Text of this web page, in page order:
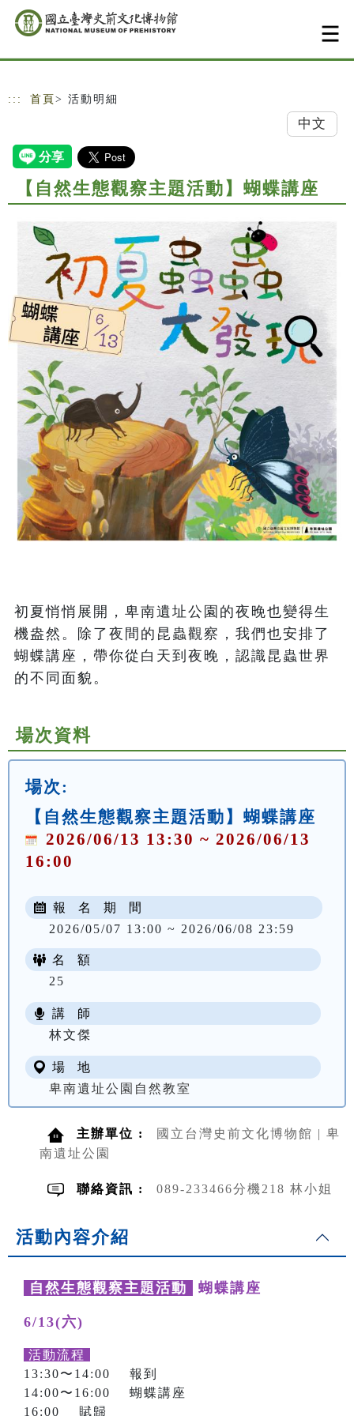
跳到主要內容
網站導覽
::: 首頁 > 活動明細
中文
【自然生態觀察主題活動】蝴蝶講座
初夏悄悄展開，卑南遺址公園的夜晚也變得生
機盎然。除了夜間的昆蟲觀察，我們也安排了
蝴蝶講座，帶你從白天到夜晚，認識昆蟲世界
的不同面貌。
場次資料
場次:
【自然生態觀察主題活動】蝴蝶講座
2026/06/13 13:30 ~ 2026/06/13
16:00
報 名 期 間
2026/05/07 13:00 ~ 2026/06/08 23:59
名 額
25
講 師
林文傑
場 地
卑南遺址公園自然教室
主辦單位 :
國立台灣史前文化博物館 | 卑
南遺址公園
聯絡資訊 : 089-233466分機218 林小姐
活動內容介紹
自然生態觀察主題活動 蝴蝶講座
6/13(六)
活動流程
13:30〜14:00 報到
14:00〜16:00 蝴蝶講座
16:00 賦歸